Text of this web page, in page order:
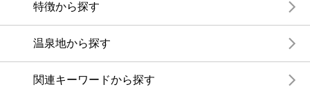
特徴から探す
温泉地から探す
関連キーワードから探す